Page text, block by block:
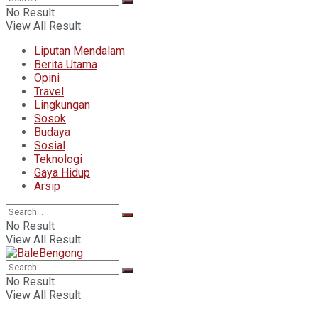
No Result
View All Result
Liputan Mendalam
Berita Utama
Opini
Travel
Lingkungan
Sosok
Budaya
Sosial
Teknologi
Gaya Hidup
Arsip
No Result
View All Result
No Result
View All Result